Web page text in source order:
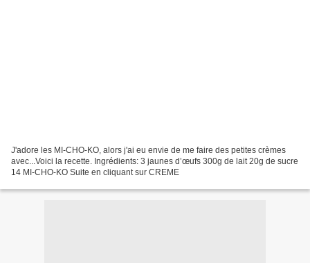
J'adore les MI-CHO-KO, alors j'ai eu envie de me faire des petites crèmes
avec...Voici la recette. Ingrédients: 3 jaunes d’œufs 300g de lait 20g de sucre
14 MI-CHO-KO Suite en cliquant sur CREME